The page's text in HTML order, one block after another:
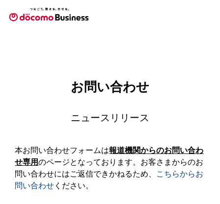
お問い合わせ
ニュースリリース
本お問い合わせフォームは報道機関からのお問い合わ
せ専用のページとなっております。お客さまからのお
問い合わせにはご返信できかねるため、 こちらからお
問い合わせ ください。